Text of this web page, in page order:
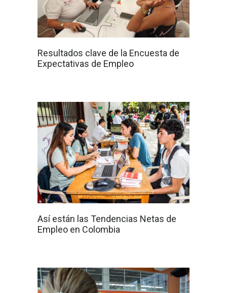
Resultados clave de la Encuesta de
Expectativas de Empleo
Así están las Tendencias Netas de
Empleo en Colombia